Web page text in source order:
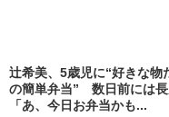
辻希美、5歳児に“好きな物
の簡単弁当” 数日前には長
「あ、今日お弁当かも...